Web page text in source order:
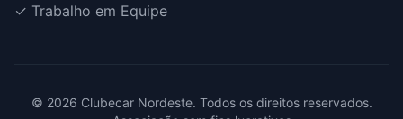
✓ Trabalho em Equipe
© 2026 Clubecar Nordeste. Todos os direitos reservados.